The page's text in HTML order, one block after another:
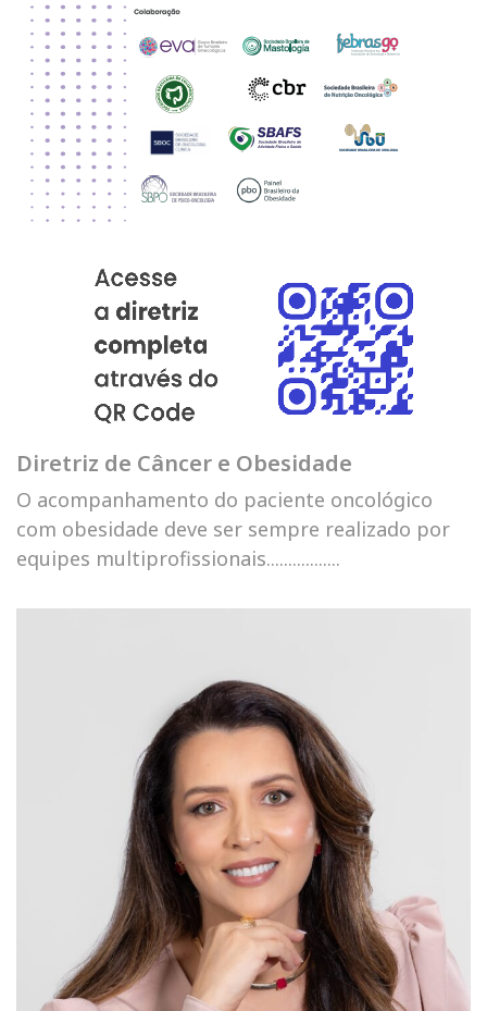
Diretriz de Câncer e Obesidade
O acompanhamento do paciente oncológico
com obesidade deve ser sempre realizado por
equipes multiprofissionais.................